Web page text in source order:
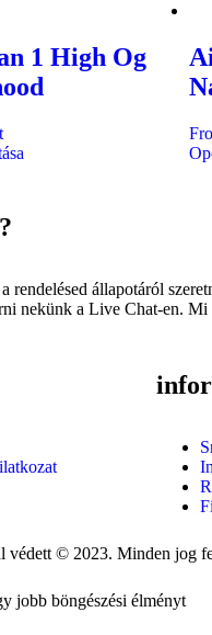
1 High Og
rendelésed állapotáról
nekünk a Live Chat-en. Mi
védett © 2023. Minden jog
jobb böngészési élményt